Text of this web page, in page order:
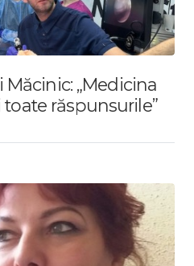
Măcinic: „Medicina
răspunsurile”